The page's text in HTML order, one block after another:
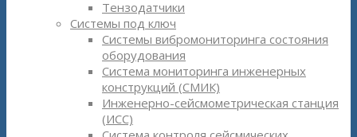
Тензодатчики
Системы под ключ
Системы вибромониторинга состояния
оборудования
Система мониторинга инженерных
конструкций (СМИК)
Инженерно-сейсмометрическая станция
(ИСС)